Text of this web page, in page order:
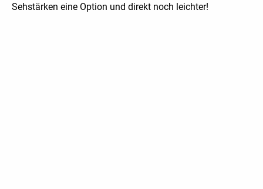
Sehstärken eine Option und direkt noch leichter!